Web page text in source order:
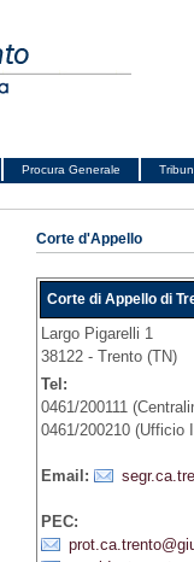
Procura Generale
Corte d'Appello
Corte di Appello di
Largo Pigarelli 1
38122 - Trento (TN)
Tel:
0461/200111
0461/200210 (Ufficio
Email:
PEC: